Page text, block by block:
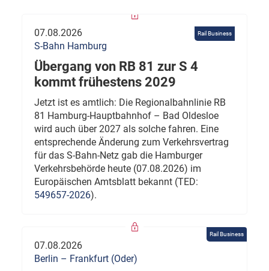
Rail Business
07.08.2026
S-Bahn Hamburg
Übergang von RB 81 zur S 4
kommt frühestens 2029
Jetzt ist es amtlich: Die Regionalbahnlinie RB
81 Hamburg-Hauptbahnhof – Bad Oldesloe
wird auch über 2027 als solche fahren. Eine
entsprechende Änderung zum Verkehrsvertrag
für das S-Bahn-Netz gab die Hamburger
Verkehrsbehörde heute (07.08.2026) im
Europäischen Amtsblatt bekannt (TED:
549657-2026).
Rail Business
07.08.2026
Berlin – Frankfurt (Oder)